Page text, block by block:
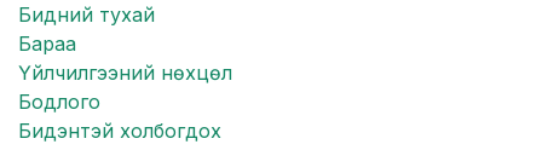
Бидний тухай
Бараа
Үйлчилгээний нөхцөл
Бодлого
Бидэнтэй холбогдох